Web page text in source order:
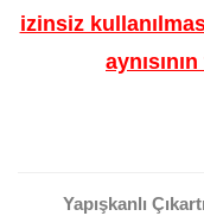
izinsiz
Yapışkanlı